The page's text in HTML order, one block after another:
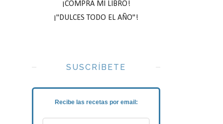
¡COMPRA MI LIBRO!
¡"DULCES TODO EL AÑO"!
SUSCRÍBETE
Recibe las recetas por email: